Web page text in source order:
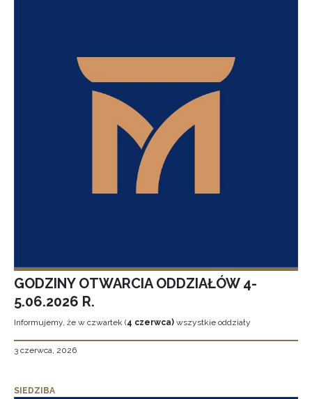
GODZINY OTWARCIA ODDZIAŁÓW 4-
5.06.2026 R.
Informujemy, że w czwartek (4 czerwca) wszystkie oddziały
3 czerwca, 2026
SIEDZIBA